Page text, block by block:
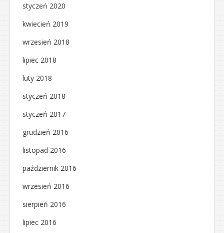
styczeń 2020
kwiecień 2019
wrzesień 2018
lipiec 2018
luty 2018
styczeń 2018
styczeń 2017
grudzień 2016
listopad 2016
październik 2016
wrzesień 2016
sierpień 2016
lipiec 2016